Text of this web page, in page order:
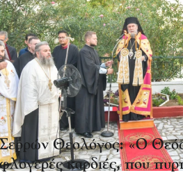
Σερρών Θεολόγος: «Ο
φλογερές καρδιές, που